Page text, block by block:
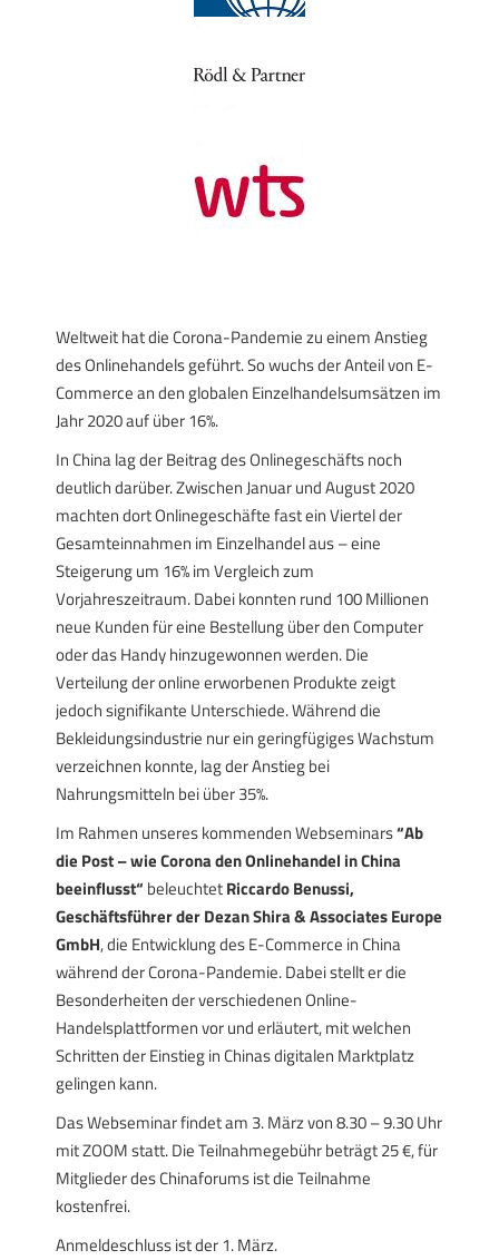
Weltweit hat die Corona-Pandemie zu einem Anstieg
des Onlinehandels geführt. So wuchs der Anteil von E-
Commerce an den globalen Einzelhandelsumsätzen im
Jahr 2020 auf über 16%.
In China lag der Beitrag des Onlinegeschäfts noch
deutlich darüber. Zwischen Januar und August 2020
machten dort Onlinegeschäfte fast ein Viertel der
Gesamteinnahmen im Einzelhandel aus – eine
Steigerung um 16% im Vergleich zum
Vorjahreszeitraum. Dabei konnten rund 100 Millionen
neue Kunden für eine Bestellung über den Computer
oder das Handy hinzugewonnen werden. Die
Verteilung der online erworbenen Produkte zeigt
jedoch signifikante Unterschiede. Während die
Bekleidungsindustrie nur ein geringfügiges Wachstum
verzeichnen konnte, lag der Anstieg bei
Nahrungsmitteln bei über 35%.
Im Rahmen unseres kommenden Webseminars“Ab
die Post – wie Corona den Onlinehandel in China
beeinflusst“ beleuchtetRiccardo Benussi,
Geschäftsführer der Dezan Shira & Associates Europe
GmbH, die Entwicklung des E-Commerce in China
während der Corona-Pandemie. Dabei stellt er die
Besonderheiten der verschiedenen Online-
Handelsplattformen vor und erläutert, mit welchen
Schritten der Einstieg in Chinas digitalen Marktplatz
gelingen kann.
Das Webseminar findet am 3. März von 8.30 – 9.30 Uhr
mit ZOOM statt. Die Teilnahmegebühr beträgt 25 €, für
Mitglieder des Chinaforums ist die Teilnahme
kostenfrei.
Anmeldeschluss ist der 1. März.